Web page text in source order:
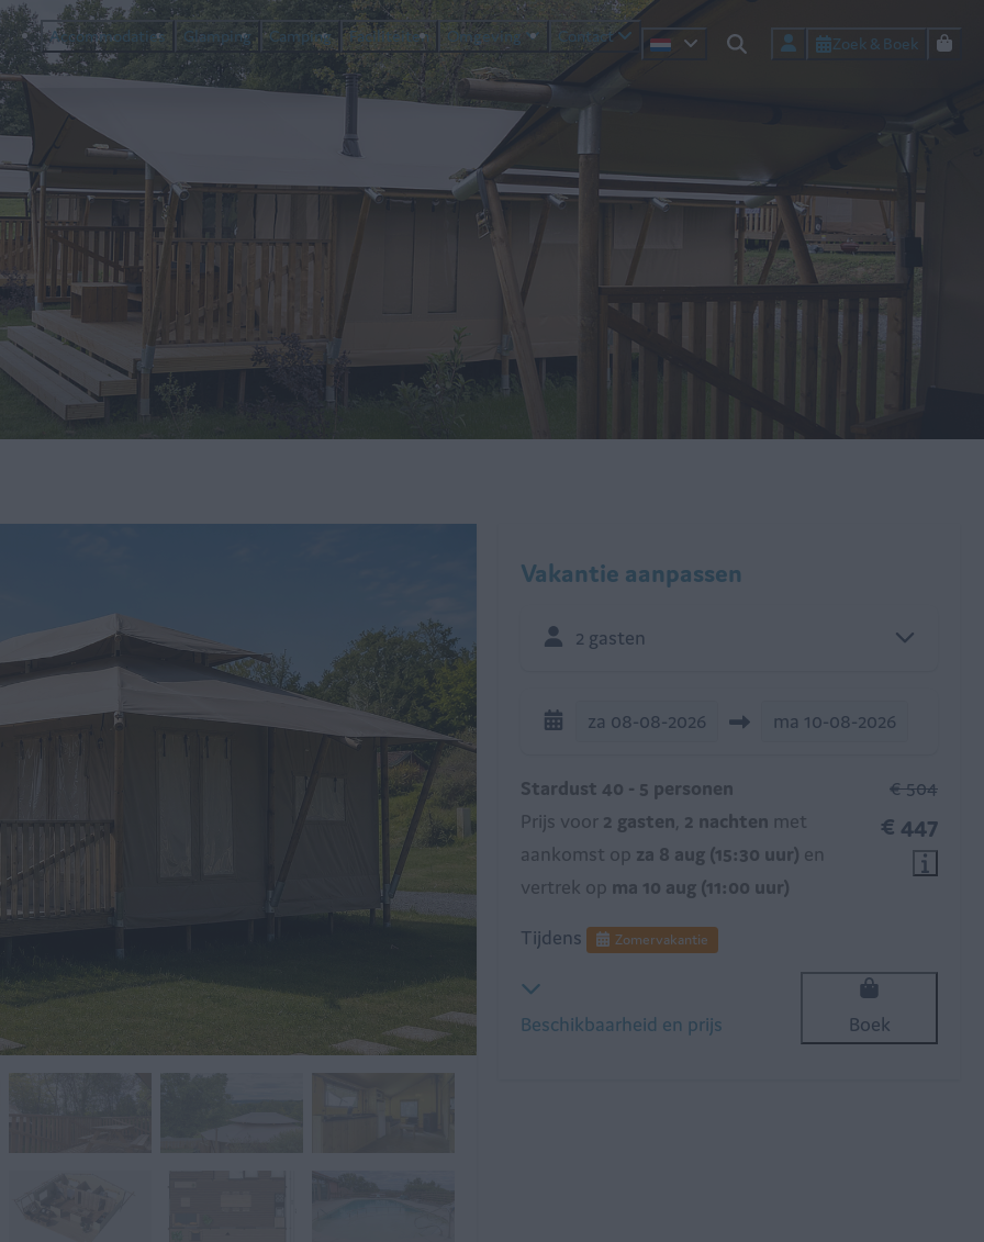
Accommodaties Glamping Camping Faciliteiten Omgeving Contact Zoek & Boek
Vakantie aanpassen
2 gasten
za 08-08-2026 ma 10-08-2026
€ 504
€ 447
Stardust 40 - 5 personen
Prijs voor 2 gasten, 2 nachten met
aankomst op za 8 aug (15:30 uur) en
vertrek op ma 10 aug (11:00 uur)
Tijdens
Zomervakantie
Beschikbaarheid en prijs Boek